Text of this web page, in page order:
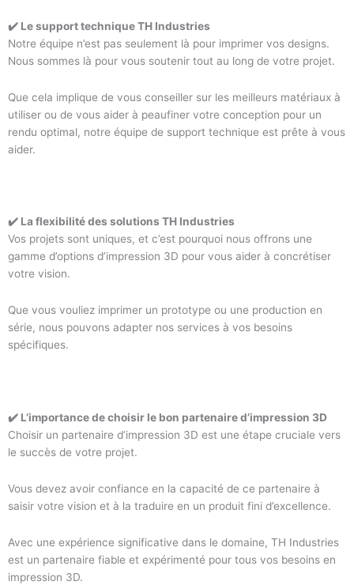
✔️ Le support technique TH Industries
Notre équipe n’est pas seulement là pour imprimer vos designs.
Nous sommes là pour vous soutenir tout au long de votre projet.
Que cela implique de vous conseiller sur les meilleurs matériaux à
utiliser ou de vous aider à peaufiner votre conception pour un
rendu optimal, notre équipe de support technique est prête à vous
aider.
✔️ La flexibilité des solutions TH Industries
Vos projets sont uniques, et c’est pourquoi nous offrons une
gamme d’options d’impression 3D pour vous aider à concrétiser
votre vision.
Que vous vouliez imprimer un prototype ou une production en
série, nous pouvons adapter nos services à vos besoins
spécifiques.
✔️ L’importance de choisir le bon partenaire d’impression 3D
Choisir un partenaire d’impression 3D est une étape cruciale vers
le succès de votre projet.
Vous devez avoir confiance en la capacité de ce partenaire à
saisir votre vision et à la traduire en un produit fini d’excellence.
Avec une expérience significative dans le domaine, TH Industries
est un partenaire fiable et expérimenté pour tous vos besoins en
impression 3D.